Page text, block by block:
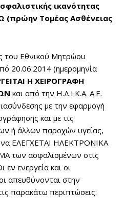
ικανότητας
(πρώην Τομέας Ασθένειας
του Εθνικού Μητρώου
20.06.2014 (ημερομηνία
Η ΧΕΙΡΟΓΡΑΦΗ
και από την Η.Δ.Ι.Κ.Α. Α.Ε.
με την εφαρμογή
και με τις
ή άλλων παροχών υγείας,
ΕΛΕΓΧΕΤΑΙ ΗΛΕΚΤΡΟΝΙΚΑ
των ασφαλισμένων στις
εν ενεργεία και οι
απευθύνονται στην
παρακάτω περιπτώσεις: